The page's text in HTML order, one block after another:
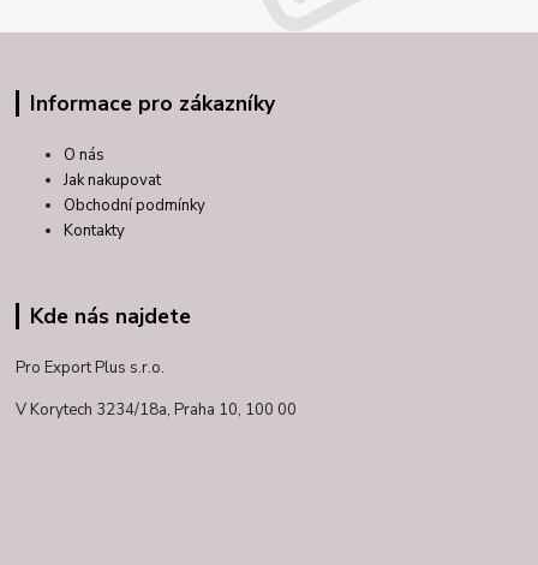
Informace pro zákazníky
O nás
Jak nakupovat
Obchodní podmínky
Kontakty
Kde nás najdete
Pro Export Plus s.r.o.
V Korytech 3234/18a, Praha 10, 100 00